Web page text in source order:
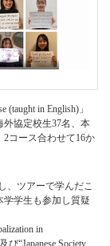
(taught in English)」
外協定校生37名、本
コース合わせて16か
、ツアーで学んだこ
学学生も参加し質疑
in
び“Japanese Society